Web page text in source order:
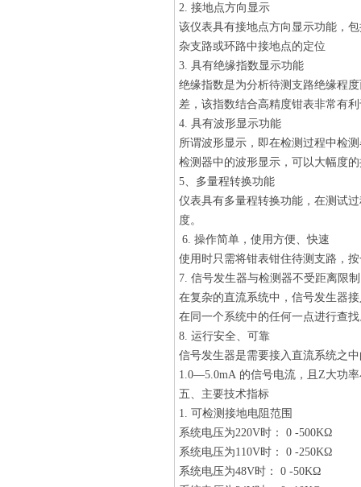
2. 接地点方向显示
该仪表具有接地点方向显示功能，
杂支路或环路中接地点的定位
3. 具有绝缘指数显示功能
绝缘指数是为分析待测支路绝缘程
差，该指数结合高精度钳表非常有
4. 具有波形显示功能
所谓波形显示，即在检测过程中检
检测器中的波形显示，可以大幅度
5、多量程转换功能
仪表具有多量程转换功能，在测试
度。
6. 操作简单，使用方便、快速
使用时只需将钳表钳住待测支路，
7. 信号发生器与检测器不受距离限制
在复杂的直流系统中，信号发生器
在同一个系统中的任何一点进行查
8. 运行安全、可靠
信号发生器是需要接入直流系统之
1.0—5.0mA 的信号电流，且Z大功
五、主要技术指标
1. 可检测接地电阻范围
系统电压为220V时： 0 -500KΩ
系统电压为110V时： 0 -250KΩ
系统电压为48V时： 0 -50KΩ